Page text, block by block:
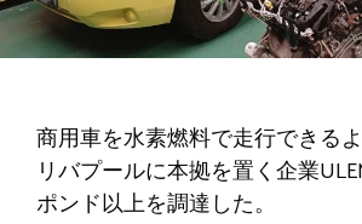
商用車を水素燃料で走行できる
リバプールに本拠を置く企業
ポンド以上を調達した。